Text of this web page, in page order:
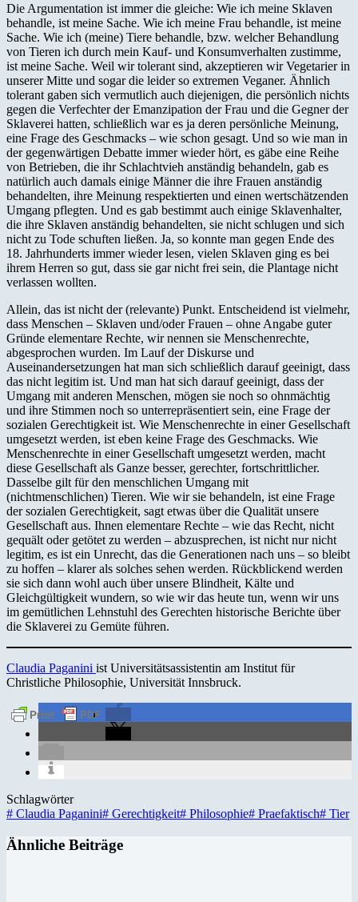
Die Argumentation ist immer die gleiche: Wie ich meine Sklaven
behandle, ist meine Sache. Wie ich meine Frau behandle, ist meine
Sache. Wie ich (meine) Tiere behandle, bzw. welcher Behandlung
von Tieren ich durch mein Kauf- und Konsumverhalten zustimme,
ist meine Sache. Weil wir tolerant sind, akzeptieren wir Vegetarier in
unserer Mitte und sogar die leider so extremen Veganer. Ähnlich
tolerant gaben sich vermutlich auch diejenigen, die persönlich nichts
gegen die Verfechter der Emanzipation der Frau und die Gegner der
Sklaverei hatten, schließlich war es ja deren persönliche Meinung,
eine Frage des Geschmacks – wie schon gesagt. Und so wie man in
der gegenwärtigen Debatte immer wieder hört, es gäbe eine Reihe
von Betrieben, die ihr Schlachtvieh anständig behandeln, gab es
natürlich auch damals einige Männer die ihre Frauen anständig
behandelten, ihre Meinung respektierten und einen wertschätzenden
Umgang pflegten. Und es gab bestimmt auch einige Sklavenhalter,
die ihre Sklaven anständig behandelten, sie nicht schlugen und sich
nicht zu Tode schuften ließen. Ja, so konnte man gegen Ende des
18. Jahrhunderts immer wieder lesen, vielen Sklaven ging es bei
ihrem Herren so gut, dass sie gar nicht frei sein, die Plantage nicht
verlassen wollten.
Allein, das ist nicht der (relevante) Punkt. Entscheidend ist vielmehr,
dass Menschen – Sklaven und/oder Frauen – ohne Angabe guter
Gründe elementare Rechte, wir nennen sie Menschenrechte,
abgesprochen wurden. Im Lauf der Diskurse und
Auseinandersetzungen hat man sich schließlich darauf geeinigt, dass
das nicht legitim ist. Und man hat sich darauf geeinigt, dass der
Umgang mit anderen Menschen, mögen sie noch so ohnmächtig
und ihre Stimmen noch so unterrepräsentiert sein, eine Frage der
sozialen Gerechtigkeit ist. Wie Menschenrechte in einer Gesellschaft
umgesetzt werden, ist eben keine Frage des Geschmacks. Wie
Menschenrechte in einer Gesellschaft umgesetzt werden, macht
diese Gesellschaft als Ganze besser, gerechter, fortschrittlicher.
Dasselbe gilt für den menschlichen Umgang mit
(nichtmenschlichen) Tieren. Wie wir sie behandeln, ist eine Frage
der sozialen Gerechtigkeit, sagt etwas über die Qualität unsere
Gesellschaft aus. Ihnen elementare Rechte – wie das Recht, nicht
gequält oder getötet zu werden – abzusprechen, ist nicht nur nicht
legitim, es ist ein Unrecht, das die Generationen nach uns – so bleibt
zu hoffen – klarer als solches sehen werden. Rückblickend werden
sie sich dann wohl auch über unsere Blindheit, Kälte und
Gleichgültigkeit wundern, so wie wir das heute tun, wenn wir uns
im gemütlichen Lehnstuhl des Gerechten historische Berichte über
die Sklaverei zu Gemüte führen.
Claudia Paganini ist Universitätsassistentin am Institut für
Christliche Philosophie, Universität Innsbruck.
Schlagwörter
# Claudia Paganini# Gerechtigkeit# Philosophie# Praefaktisch# Tier
Ähnliche Beiträge